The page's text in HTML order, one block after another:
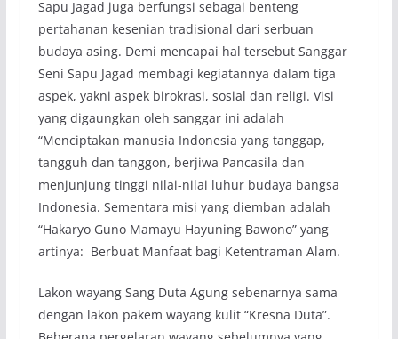
Sapu Jagad juga berfungsi sebagai benteng
pertahanan kesenian tradisional dari serbuan
budaya asing. Demi mencapai hal tersebut Sanggar
Seni Sapu Jagad membagi kegiatannya dalam tiga
aspek, yakni aspek birokrasi, sosial dan religi. Visi
yang digaungkan oleh sanggar ini adalah
“Menciptakan manusia Indonesia yang tanggap,
tangguh dan tanggon, berjiwa Pancasila dan
menjunjung tinggi nilai-nilai luhur budaya bangsa
Indonesia. Sementara misi yang diemban adalah
“Hakaryo Guno Mamayu Hayuning Bawono” yang
artinya: Berbuat Manfaat bagi Ketentraman Alam.
Lakon wayang Sang Duta Agung sebenarnya sama
dengan lakon pakem wayang kulit “Kresna Duta”.